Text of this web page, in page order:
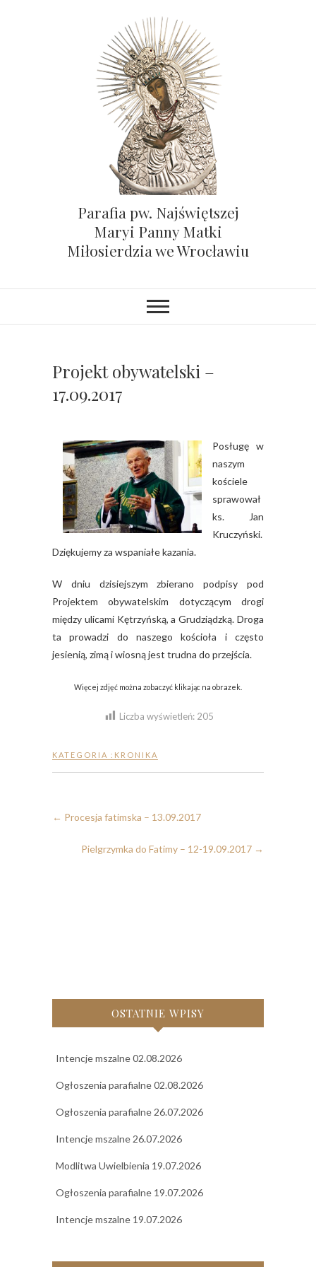
Parafia pw. Najświętszej
Maryi Panny Matki
Miłosierdzia we Wrocławiu
Projekt obywatelski –
17.09.2017
Posługę w
naszym
kościele
sprawował
ks. Jan
Kruczyński.
Dziękujemy za wspaniałe kazania.
W dniu dzisiejszym zbierano podpisy pod
Projektem obywatelskim dotyczącym drogi
między ulicami Kętrzyńską, a Grudziądzką. Droga
ta prowadzi do naszego kościoła i często
jesienią, zimą i wiosną jest trudna do przejścia.
Więcej zdjęć można zobaczyć klikając na obrazek.
Liczba wyświetleń: 205
KATEGORIA : KRONIKA
← Procesja fatimska – 13.09.2017
Pielgrzymka do Fatimy – 12-19.09.2017 →
OSTATNIE WPISY
Intencje mszalne 02.08.2026
Ogłoszenia parafialne 02.08.2026
Ogłoszenia parafialne 26.07.2026
Intencje mszalne 26.07.2026
Modlitwa Uwielbienia 19.07.2026
Ogłoszenia parafialne 19.07.2026
Intencje mszalne 19.07.2026